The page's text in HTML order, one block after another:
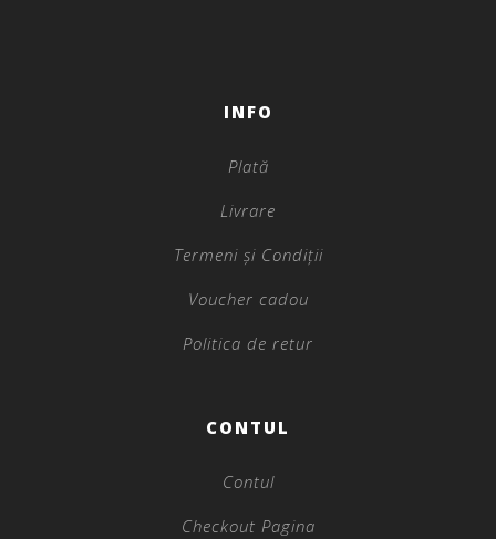
INFO
Plată
Livrare
Termeni și Condiții
Voucher cadou
Politica de retur
CONTUL
Contul
Checkout Pagina